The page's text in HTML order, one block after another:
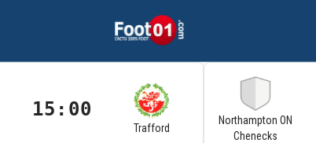
15:00
Trafford
Northampton ON
Chenecks